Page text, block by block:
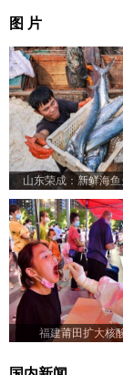
图 片
山东荣成：新鲜海
福建莆田扩大核